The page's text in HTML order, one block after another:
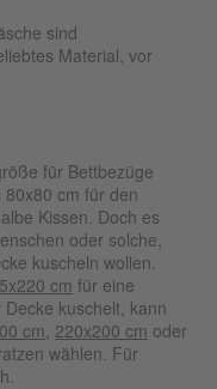
sind
Material, vor
für Bettbezüge
cm für den
Kissen. Doch es
oder solche,
kuscheln wollen.
cm für eine
kuschelt, kann
cm 220x200 cm oder
wählen. Für